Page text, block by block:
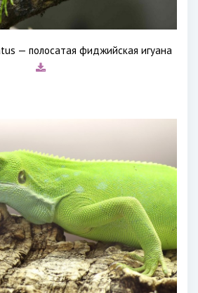
— полосатая фиджийская игуана